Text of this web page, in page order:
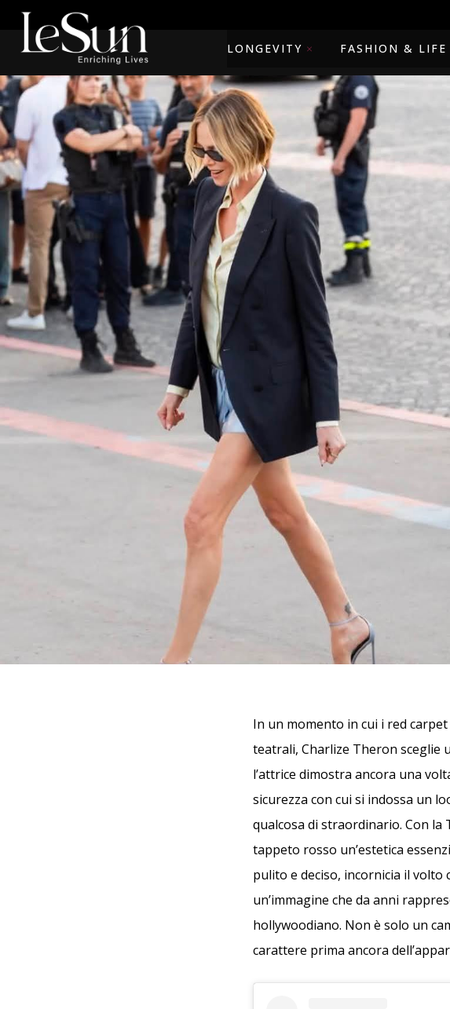
LONGEVITY FASHION & LIFE
In un momento in cui i red
teatrali, Charlize Theron sceglie
l’attrice dimostra ancora una
sicurezza con cui si indossa un
qualcosa di straordinario. Con
tappeto rosso un’estetica
pulito e deciso, incornicia il
un’immagine che da anni
hollywoodiano. Non è solo un
carattere prima ancora